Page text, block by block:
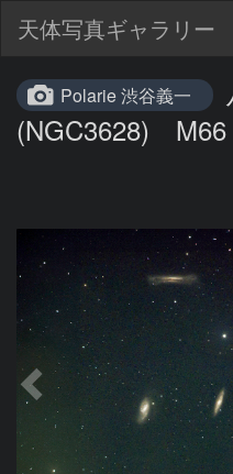
天体写真ギャラリー
Polarie 渋谷義一
(NGC3628)